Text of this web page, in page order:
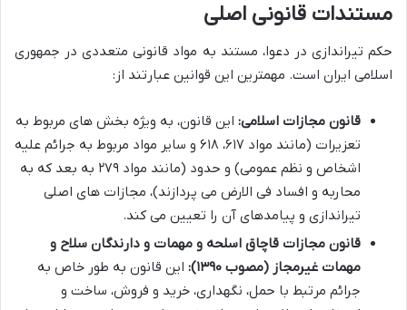
مستندات قانونی اصلی
حکم تیراندازی در دعوا، مستند به مواد قانونی متعددی در جمهوری
اسلامی ایران است. مهمترین این قوانین عبارتند از:
قانون مجازات اسلامی: این قانون، به ویژه بخش های مربوط به
تعزیرات (مانند مواد ۶۱۷، ۶۱۸ و سایر مواد مربوط به جرائم علیه
اشخاص و نظم عمومی) و حدود (مانند مواد ۲۷۹ به بعد که به
محاربه و افساد فی الارض می پردازند)، مجازات های اصلی
تیراندازی و پیامدهای آن را تعیین می کند.
قانون مجازات قاچاق اسلحه و مهمات و دارندگان سلاح و
مهمات غیرمجاز (مصوب ۱۳۹۰):
این قانون به طور خاص به
جرائم مرتبط با حمل، نگهداری، خرید و فروش، ساخت و